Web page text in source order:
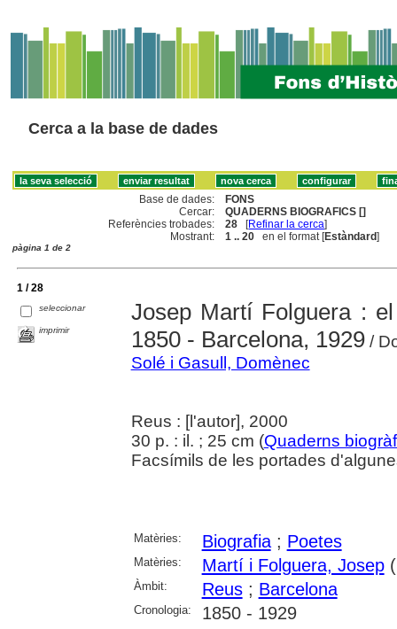
Cerca a la base de dades
Base de dades:
FONS
Cercar:
QUADERNS BIOGRAFICS []
Referències trobades:
28 [Refinar la cerca]
Mostrant:
1 .. 20 en el format [Estàndard]
pàgina 1 de 2
1 / 28
seleccionar
imprimir
Josep Martí Folguera :
1850 - Barcelona, 1929/
Solé i Gasull, Domènec
Reus : [l'autor], 2000
30 p. : il. ; 25 cm (Quaderns
Facsímils de les portades
Matèries: Biografia; Poetes
Matèries: Martí i Folguera, Josep
Àmbit: Reus; Barcelona
Cronologia: 1850 - 1929